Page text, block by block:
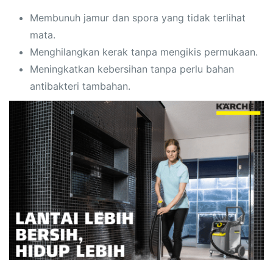
Membunuh jamur dan spora yang tidak terlihat
mata.
Menghilangkan kerak tanpa mengikis permukaan.
Meningkatkan kebersihan tanpa perlu bahan
antibakteri tambahan.